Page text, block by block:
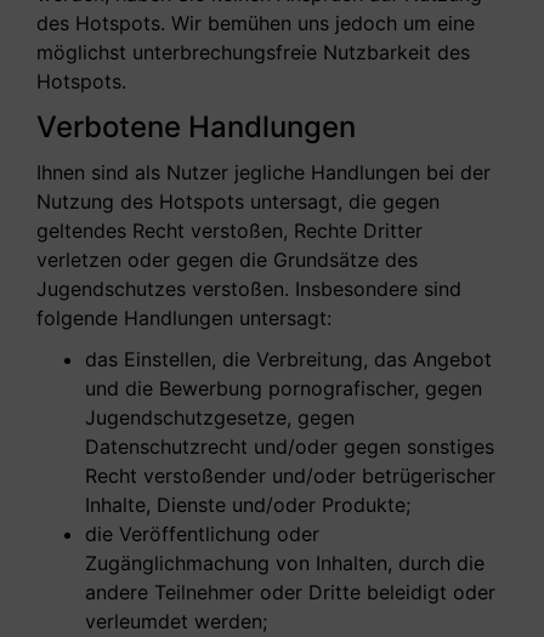
des Hotspots. Wir bemühen uns jedoch um eine
möglichst unterbrechungsfreie Nutzbarkeit des
Hotspots.
Verbotene Handlungen
Ihnen sind als Nutzer jegliche Handlungen bei der
Nutzung des Hotspots untersagt, die gegen
geltendes Recht verstoßen, Rechte Dritter
verletzen oder gegen die Grundsätze des
Jugendschutzes verstoßen. Insbesondere sind
folgende Handlungen untersagt:
das Einstellen, die Verbreitung, das Angebot
und die Bewerbung pornografischer, gegen
Jugendschutzgesetze, gegen
Datenschutzrecht und/oder gegen sonstiges
Recht verstoßender und/oder betrügerischer
Inhalte, Dienste und/oder Produkte;
die Veröffentlichung oder
Zugänglichmachung von Inhalten, durch die
andere Teilnehmer oder Dritte beleidigt oder
verleumdet werden;